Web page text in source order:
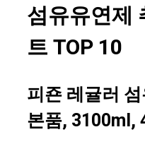
섬유유연제
트 TOP 10
피죤 레귤러
본품, 3100ml,